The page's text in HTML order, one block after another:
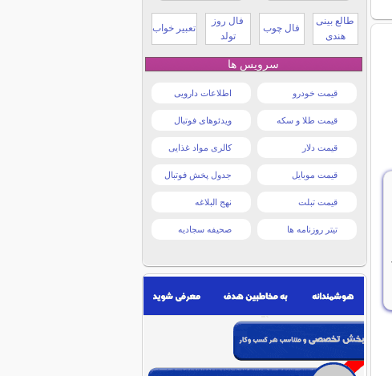
طالع بینی
هندی
فال چوب
فال روز
تولد
تعبیر خواب
سرویس ها
قیمت خودرو اطلاعات دارویی
قیمت طلا و سکه ویدئوهای فوتبال
قیمت دلار کالری مواد غذایی
قیمت موبایل جدول پخش فوتبال
قیمت تبلت نهج البلاغه
تیتر روزنامه ها صحیفه سجادیه